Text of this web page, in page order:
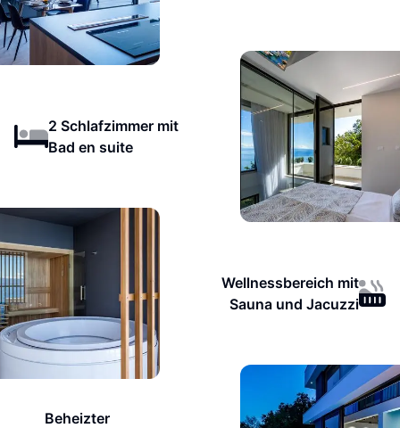
2 Schlafzimmer mit
Bad en suite
Wellnessbereich mit
Sauna und Jacuzzi
Beheizter